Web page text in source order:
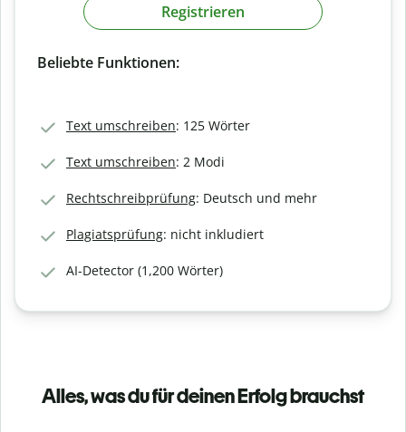
Registrieren
Beliebte Funktionen:
Text umschreiben: 125 Wörter
Text umschreiben: 2 Modi
Rechtschreibprüfung: Deutsch und mehr
Plagiatsprüfung: nicht inkludiert
AI-Detector (1,200 Wörter)
Alles, was du für deinen Erfolg brauchst